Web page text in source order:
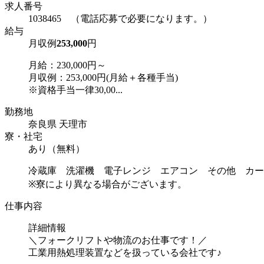
求人番号
1038465 （電話応募で必要になります。）
給与
月収例253,000円
月給：230,000円～
月収例：253,000円(月給＋各種手当)
※資格手当一律30,00...
勤務地
奈良県 天理市
寮・社宅
あり（無料）
冷蔵庫 洗濯機 電子レンジ エアコン その他 カー
※寮により異なる場合がございます。
仕事内容
詳細情報
＼フォークリフトや物流のお仕事です！／
工業用熱処理装置などを扱っている会社です♪